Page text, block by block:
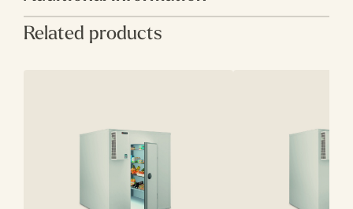
Producent GEMM
Wysokość (mm) 2230
wewnętrzne (mm)
2430x2430x2030
Related products